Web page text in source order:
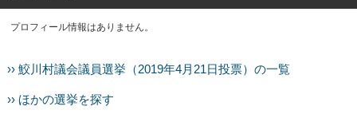
プロフィール情報はありません。
›› 鮫川村議会議員選挙（2019年4月21日投票）の一覧
›› ほかの選挙を探す